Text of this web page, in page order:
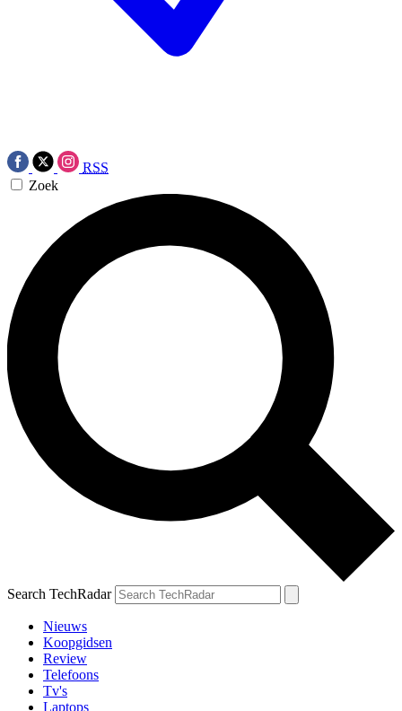
RSS
Zoek
Search TechRadar
Nieuws
Koopgidsen
Review
Telefoons
Tv's
Laptops